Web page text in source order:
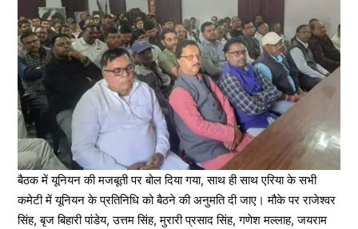
बैठक में यूनियन की मजबूती पर बोल दिया गया, साथ ही साथ एरिया के सभी
कमेटी में यूनियन के प्रतिनिधि को बैठने की अनुमति दी जाए। मौके पर राजेश्वर
सिंह, बृज बिहारी पांडेय, उत्तम सिंह, मुरारी प्रसाद सिंह, गणेश मल्लाह, जयराम